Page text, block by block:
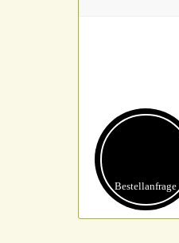
Bestell­anfrage